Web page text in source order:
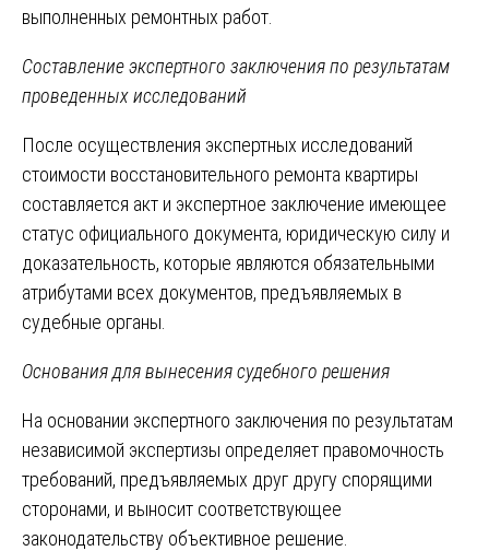
выполненных ремонтных работ.
Составление экспертного заключения по результатам
проведенных исследований
После осуществления экспертных исследований
стоимости восстановительного ремонта квартиры
составляется акт и экспертное заключение имеющее
статус официального документа, юридическую силу и
доказательность, которые являются обязательными
атрибутами всех документов, предъявляемых в
судебные органы.
Основания для вынесения судебного решения
На основании экспертного заключения по результатам
независимой экспертизы определяет правомочность
требований, предъявляемых друг другу спорящими
сторонами, и выносит соответствующее
законодательству объективное решение.